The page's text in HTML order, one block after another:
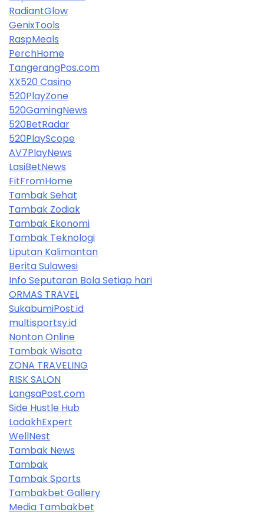
RadiantGlow
GenixTools
RaspMeals
PerchHome
TangerangPos.com
XX520 Casino
520PlayZone
520GamingNews
520BetRadar
520PlayScope
AV7PlayNews
LasiBetNews
FitFromHome
Tambak Sehat
Tambak Zodiak
Tambak Ekonomi
Tambak Teknologi
Liputan Kalimantan
Berita Sulawesi
Info Seputaran Bola Setiap hari
ORMAS TRAVEL
SukabumiPost.id
multisportsy.id
Nonton Online
Tambak Wisata
ZONA TRAVELING
RISK SALON
LangsaPost.com
Side Hustle Hub
LadakhExpert
WellNest
Tambak News
Tambak
Tambak Sports
Tambakbet Gallery
Media Tambakbet